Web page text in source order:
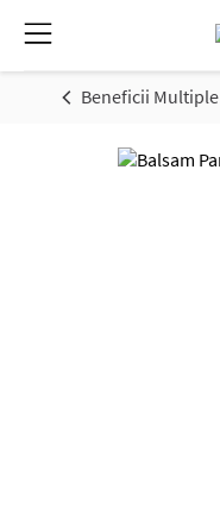
Beneficii Multiple